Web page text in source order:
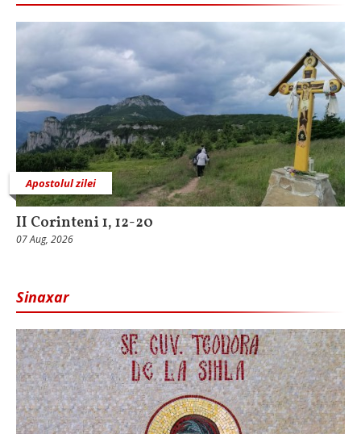
Apostolul zilei
II Corinteni 1, 12-20
07 Aug, 2026
Sinaxar